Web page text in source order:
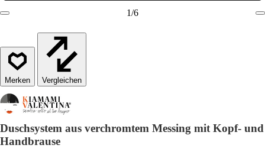
1/6
Vergleichen
Duschsystem aus verchromtem Messing mit Kopf- und
Handbrause